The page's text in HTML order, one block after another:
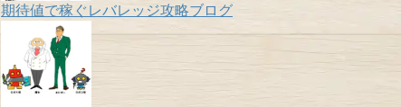
期待値で稼ぐレバレッジ攻略ブログ